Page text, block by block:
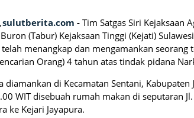
sulutberita.com - Tim Satgas Siri Kejaksaan
(Tabur) Kejaksaan Tinggi (Kejati)
telah menangkap dan mengamankan seorang
Orang) 4 tahun atas tindak pidana
diamankan di Kecamatan Sentani,
WIT disebuah rumah makan di seputaran
ke Kejari Jayapura.